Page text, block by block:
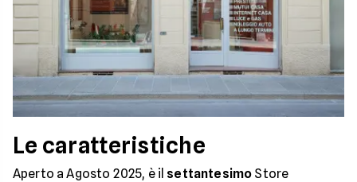
Le caratteristiche
Aperto a Agosto 2025, è il settantesimo Store